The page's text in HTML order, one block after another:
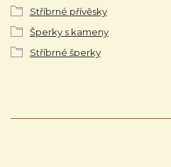
Stříbrné přívěsky
Šperky s kameny
Stříbrné šperky